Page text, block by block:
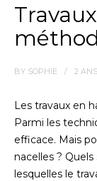
BY SOPHIE 2 ANS
Les travaux en
Parmi les
efficace. Mais
nacelles ?
lesquelles le